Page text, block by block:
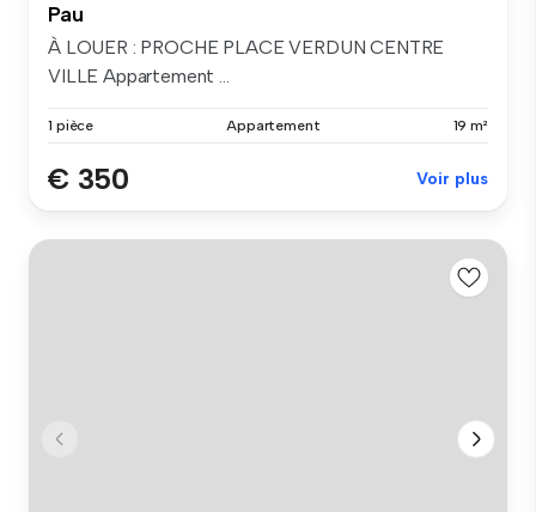
Pau
À LOUER : PROCHE PLACE VERDUN CENTRE
VILLE Appartement ...
1 pièce Appartement 19 m²
€ 350 Voir plus